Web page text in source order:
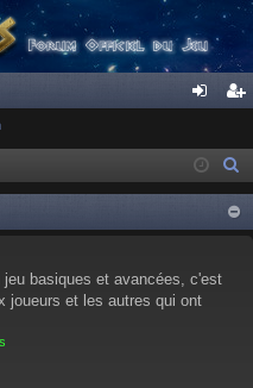
ne
xi
on
cri
pti
on
jeu basiques et avancées, c'est
joueurs et les autres qui ont